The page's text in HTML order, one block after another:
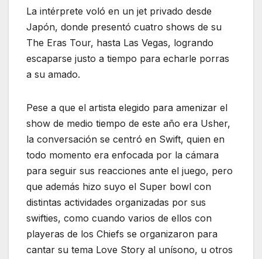
La intérprete voló en un jet privado desde
Japón, donde presentó cuatro shows de su
The Eras Tour, hasta Las Vegas, logrando
escaparse justo a tiempo para echarle porras
a su amado.
Pese a que el artista elegido para amenizar el
show de medio tiempo de este año era Usher,
la conversación se centró en Swift, quien en
todo momento era enfocada por la cámara
para seguir sus reacciones ante el juego, pero
que además hizo suyo el Super bowl con
distintas actividades organizadas por sus
swifties, como cuando varios de ellos con
playeras de los Chiefs se organizaron para
cantar su tema Love Story al unísono, u otros